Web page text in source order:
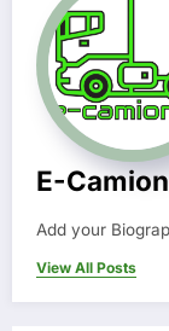
E-
Add your
View All Posts